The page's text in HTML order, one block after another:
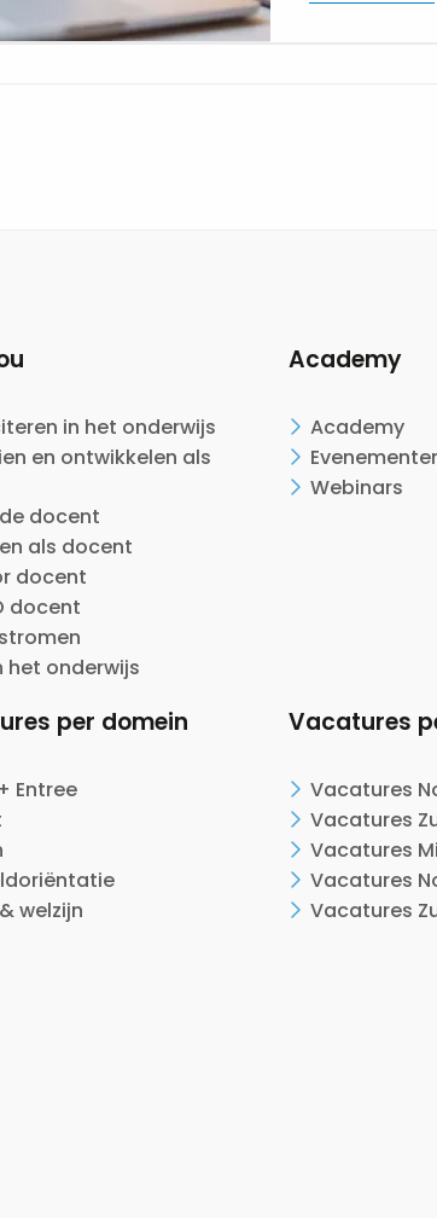
in het onderwijs
en ontwikkelen als
docent
als docent
docent
docent
het onderwijs
per domein
Entree
welzijn
Academy
Academy
Webinars
Vacatures
Vacatures
Vacatures
Vacatures
Vacatures
Vacatures